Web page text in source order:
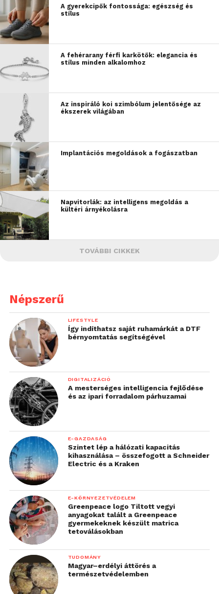
A gyerekcipők fontossága: egészség és
stílus
A fehérarany férfi karkötők: elegancia és
stílus minden alkalomhoz
Az inspiráló koi szimbólum jelentősége az
ékszerek világában
Implantációs megoldások a fogászatban
Napvitorlák: az intelligens megoldás a
kültéri árnyékolásra
TOVÁBBI CIKKEK
Népszerű
LIFESTYLE
Így indíthatsz saját ruhamárkát a DTF
bérnyomtatás segítségével
DIGITALIZÁCIÓ
A mesterséges intelligencia fejlődése
és az ipari forradalom párhuzamai
E-GAZDASÁG
Szintet lép a hálózati kapacitás
kihasználása – összefogott a Schneider
Electric és a Kraken
E-KÖRNYEZETVÉDELEM
Greenpeace logo Tiltott vegyi
anyagokat talált a Greenpeace
gyermekeknek készült matrica
tetoválásokban
TUDOMÁNY
Magyar–erdélyi áttörés a
természetvédelemben